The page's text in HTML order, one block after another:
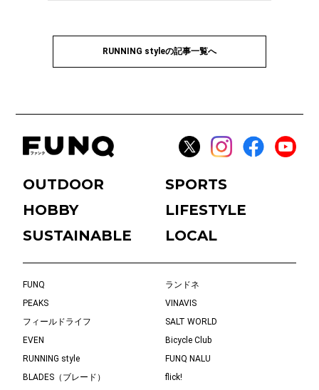
RUNNING styleの記事一覧へ
OUTDOOR
SPORTS
HOBBY
LIFESTYLE
SUSTAINABLE
LOCAL
FUNQ
ランドネ
PEAKS
VINAVIS
フィールドライフ
SALT WORLD
EVEN
Bicycle Club
RUNNING style
FUNQ NALU
BLADES（ブレード）
flick!